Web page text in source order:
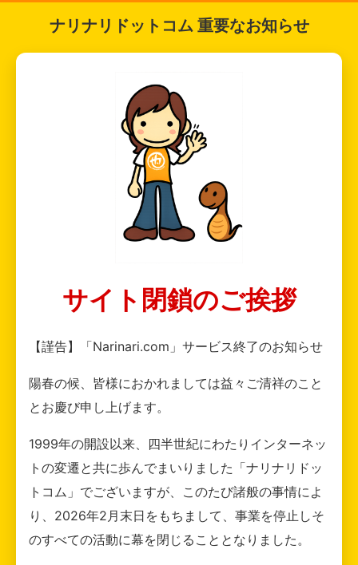
ナリナリドットコム 重要なお知らせ
サイト閉鎖のご挨拶
【謹告】「Narinari.com」サービス終了のお知らせ
陽春の候、皆様におかれましては益々ご清祥のこと
とお慶び申し上げます。
1999年の開設以来、四半世紀にわたりインターネッ
トの変遷と共に歩んでまいりました「ナリナリドッ
トコム」でございますが、このたび諸般の事情によ
り、2026年2月末日をもちまして、事業を停止しそ
のすべての活動に幕を閉じることとなりました。